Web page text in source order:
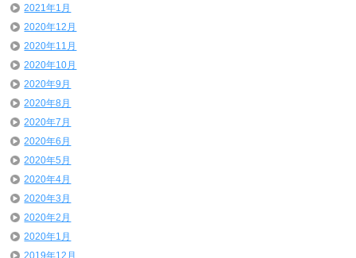
2021年1月
2020年12月
2020年11月
2020年10月
2020年9月
2020年8月
2020年7月
2020年6月
2020年5月
2020年4月
2020年3月
2020年2月
2020年1月
2019年12月